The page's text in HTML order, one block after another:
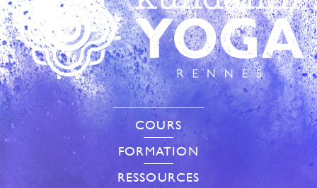
COURS
FORMATION
RESSOURCES